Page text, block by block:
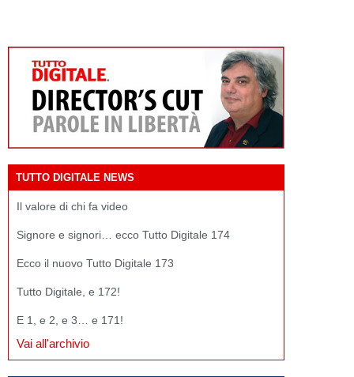
TUTTO DIGITALE NEWS
Il valore di chi fa video
Signore e signori… ecco Tutto Digitale 174
Ecco il nuovo Tutto Digitale 173
Tutto Digitale, e 172!
E 1, e 2, e 3… e 171!
Vai all'archivio